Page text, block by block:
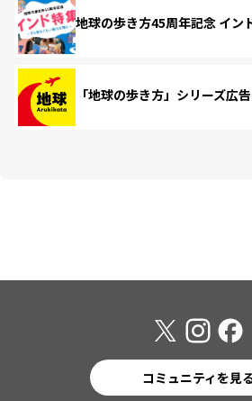
地球の歩き方45周年記念 イン
「地球の歩き方」シリーズ広
コミュニティを見